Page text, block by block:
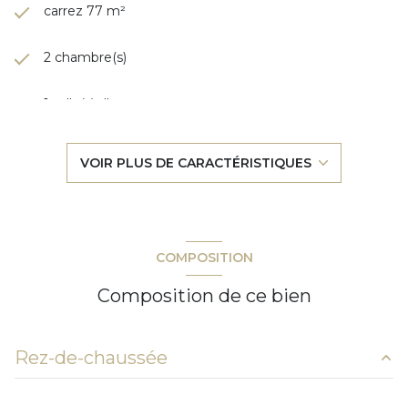
carrez 77 m²
2 chambre(s)
1 salle(s) d'eau
Chauffage individuel : radiateur (gaz)
1 garage(s)
3ème étage
VOIR PLUS DE CARACTÉRISTIQUES
COMPOSITION
Composition de ce bien
Rez-de-chaussée